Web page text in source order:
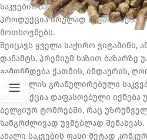
საკვების წარმოება. პრემიუმის
პროდუქცია სრულად შეესაბამება
მოთხოვნებს.
შეიცავს ყველა საჭირო ვიტამინს,
დანამტს. პრემიუმ ხაზით ბაზარზე
გამოჩნდება ქათმის, ინდაურის,
კურდღლის გრანულირებული
პროდუქცია დაფასოებული იქნება
ბელგიურ ტომრებში, რაც
ხანგრძლივად უვნებლად შენახვას.
ახალი საკვების ფასი მეტად